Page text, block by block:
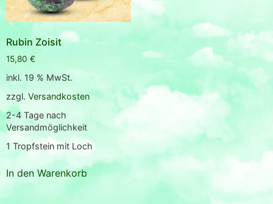
Rubin Zoisit
15,80 €
inkl. 19 % MwSt.
zzgl. Versandkosten
2-4 Tage nach
Versandmöglichkeit
1 Tropfstein mit Loch
In den Warenkorb